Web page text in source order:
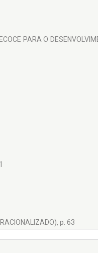
PARA O
p. 63